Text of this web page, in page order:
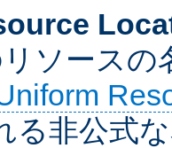
ソース
る非公式